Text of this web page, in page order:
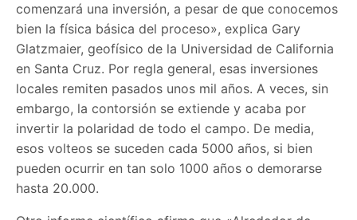
comenzará una inversión, a pesar de que conocemos
bien la física básica del proceso», explica Gary
Glatzmaier, geofísico de la Universidad de California
en Santa Cruz. Por regla general, esas inversiones
locales remiten pasados unos mil años. A veces, sin
embargo, la contorsión se extiende y acaba por
invertir la polaridad de todo el campo. De media,
esos volteos se suceden cada 5000 años, si bien
pueden ocurrir en tan solo 1000 años o demorarse
hasta 20.000.